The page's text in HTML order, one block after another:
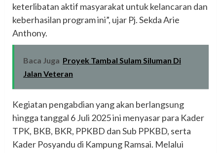
keterlibatan aktif masyarakat untuk kelancaran dan
keberhasilan program ini”, ujar Pj. Sekda Arie
Anthony.
Baca Juga Proyek Tambal Sulam Siluman Di
Jalan Veteran
Kegiatan pengabdian yang akan berlangsung
hingga tanggal 6 Juli 2025 ini menyasar para Kader
TPK, BKB, BKR, PPKBD dan Sub PPKBD, serta
Kader Posyandu di Kampung Ramsai. Melalui